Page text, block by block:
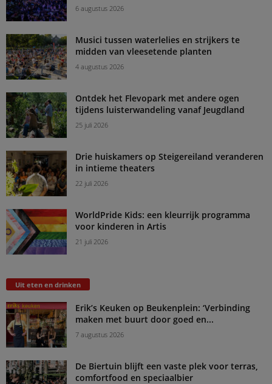
6 augustus 2026
Musici tussen waterlelies en strijkers te
midden van vleesetende planten
4 augustus 2026
Ontdek het Flevopark met andere ogen
tijdens luisterwandeling vanaf Jeugdland
25 juli 2026
Drie huiskamers op Steigereiland veranderen
in intieme theaters
22 juli 2026
WorldPride Kids: een kleurrijk programma
voor kinderen in Artis
21 juli 2026
Uit eten en drinken
Erik’s Keuken op Beukenplein: ‘Verbinding
maken met buurt door goed en...
7 augustus 2026
De Biertuin blijft een vaste plek voor terras,
comfortfood en speciaalbier